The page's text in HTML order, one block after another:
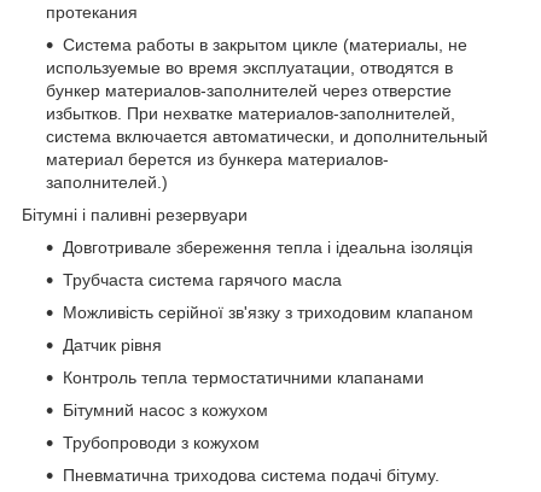
протекания
Система работы в закрытом цикле (материалы, не
используемые во время эксплуатации, отводятся в
бункер материалов-заполнителей через отверстие
избытков. При нехватке материалов-заполнителей,
система включается автоматически, и дополнительный
материал берется из бункера материалов-
заполнителей.)
Бітумні і паливні резервуари
Довготривале збереження тепла і ідеальна ізоляція
Трубчаста система гарячого масла
Можливість серійної зв'язку з триходовим клапаном
Датчик рівня
Контроль тепла термостатичними клапанами
Бітумний насос з кожухом
Трубопроводи з кожухом
Пневматична триходова система подачі бітуму.